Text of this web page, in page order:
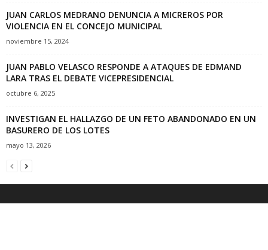
JUAN CARLOS MEDRANO DENUNCIA A MICREROS POR
VIOLENCIA EN EL CONCEJO MUNICIPAL
noviembre 15, 2024
JUAN PABLO VELASCO RESPONDE A ATAQUES DE EDMAND
LARA TRAS EL DEBATE VICEPRESIDENCIAL
octubre 6, 2025
INVESTIGAN EL HALLAZGO DE UN FETO ABANDONADO EN UN
BASURERO DE LOS LOTES
mayo 13, 2026